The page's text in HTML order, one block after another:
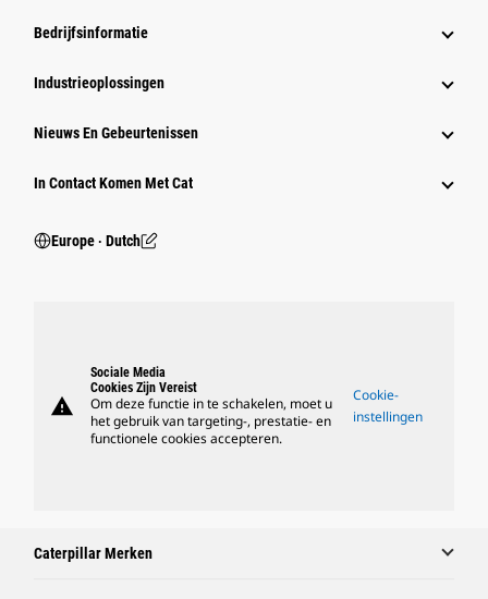
Bedrijfsinformatie
Industrieoplossingen
Nieuws En Gebeurtenissen
In Contact Komen Met Cat
Europe ‧ Dutch
warning
Sociale Media
Cookies Zijn Vereist
Om deze functie in te schakelen, moet u
het gebruik van targeting-, prestatie- en
functionele cookies accepteren.
Cookie-
instellingen
Caterpillar Merken